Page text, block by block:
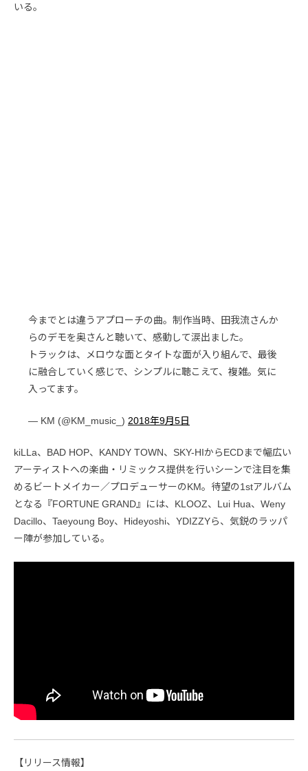
いる。
今までとは違うアプローチの曲。制作当時、田我流さんか
らのデモを奥さんと聴いて、感動して涙出ました。
トラックは、メロウな面とタイトな面が入り組んで、最後
に融合していく感じで、シンプルに聴こえて、複雑。気に
入ってます。
— KM (@KM_music_) 2018年9月5日
kiLLa、BAD HOP、KANDY TOWN、SKY-HIからECDまで幅広い
アーティストへの楽曲・リミックス提供を行いシーンで注目を集
めるビートメイカー／プロデューサーのKM。待望の1stアルバム
となる『FORTUNE GRAND』には、KLOOZ、Lui Hua、Weny
Dacillo、Taeyoung Boy、Hideyoshi、YDIZZYら、気鋭のラッパ
ー陣が参加している。
【リリース情報】